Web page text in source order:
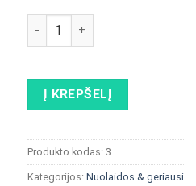
produkto kiekis: ABB Terra
Į KREPŠELĮ
Produkto kodas: 3
Kategorijos: Nuolaidos & geriausi